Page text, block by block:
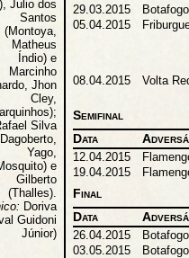
Julio dos
Santos
(Montoya,
Matheus
Índio) e
Marcinho
Jhon
Cley,
Silva
Yago,
e
Gilberto
(Thalles).
Doriva
Guidoni
Júnior)
29.03.2015
Botafogo
05.04.2015
08.04.2015 Volta
Semifinal
Data
12.04.2015
19.04.2015
Final
Data
26.04.2015
Botafogo
03.05.2015
Botafogo